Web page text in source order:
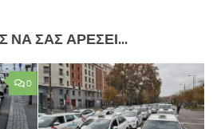
ΝΑ ΣΑΣ ΑΡΈΣΕΙ...
0